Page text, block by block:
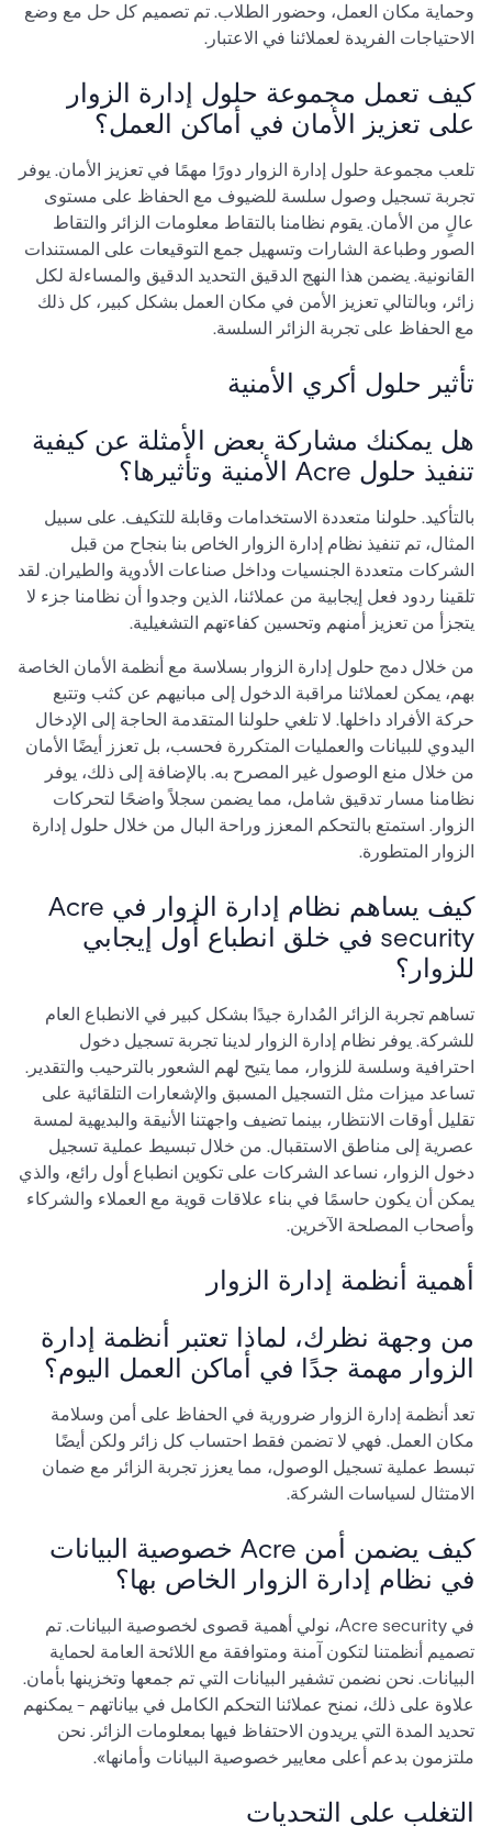
وحماية مكان العمل، وحضور الطلاب. تم تصميم كل حل مع وضع
الاحتياجات الفريدة لعملائنا في الاعتبار.
كيف تعمل مجموعة حلول إدارة الزوار
على تعزيز الأمان في أماكن العمل؟
تلعب مجموعة حلول إدارة الزوار دورًا مهمًا في تعزيز الأمان. يوفر
تجربة تسجيل وصول سلسة للضيوف مع الحفاظ على مستوى
عالٍ من الأمان. يقوم نظامنا بالتقاط معلومات الزائر والتقاط
الصور وطباعة الشارات وتسهيل جمع التوقيعات على المستندات
القانونية. يضمن هذا النهج الدقيق التحديد الدقيق والمساءلة لكل
زائر، وبالتالي تعزيز الأمن في مكان العمل بشكل كبير، كل ذلك
مع الحفاظ على تجربة الزائر السلسة.
تأثير حلول أكري الأمنية
هل يمكنك مشاركة بعض الأمثلة عن كيفية
تنفيذ حلول Acre الأمنية وتأثيرها؟
بالتأكيد. حلولنا متعددة الاستخدامات وقابلة للتكيف. على سبيل
المثال، تم تنفيذ نظام إدارة الزوار الخاص بنا بنجاح من قبل
الشركات متعددة الجنسيات وداخل صناعات الأدوية والطيران. لقد
تلقينا ردود فعل إيجابية من عملائنا، الذين وجدوا أن نظامنا جزء لا
يتجزأ من تعزيز أمنهم وتحسين كفاءتهم التشغيلية.
من خلال دمج حلول إدارة الزوار بسلاسة مع أنظمة الأمان الخاصة
بهم، يمكن لعملائنا مراقبة الدخول إلى مبانيهم عن كثب وتتبع
حركة الأفراد داخلها. لا تلغي حلولنا المتقدمة الحاجة إلى الإدخال
اليدوي للبيانات والعمليات المتكررة فحسب، بل تعزز أيضًا الأمان
من خلال منع الوصول غير المصرح به. بالإضافة إلى ذلك، يوفر
نظامنا مسار تدقيق شامل، مما يضمن سجلاً واضحًا لتحركات
الزوار. استمتع بالتحكم المعزز وراحة البال من خلال حلول إدارة
الزوار المتطورة.
كيف يساهم نظام إدارة الزوار في Acre
security في خلق انطباع أول إيجابي
للزوار؟
تساهم تجربة الزائر المُدارة جيدًا بشكل كبير في الانطباع العام
للشركة. يوفر نظام إدارة الزوار لدينا تجربة تسجيل دخول
احترافية وسلسة للزوار، مما يتيح لهم الشعور بالترحيب والتقدير.
تساعد ميزات مثل التسجيل المسبق والإشعارات التلقائية على
تقليل أوقات الانتظار، بينما تضيف واجهتنا الأنيقة والبديهية لمسة
عصرية إلى مناطق الاستقبال. من خلال تبسيط عملية تسجيل
دخول الزوار، نساعد الشركات على تكوين انطباع أول رائع، والذي
يمكن أن يكون حاسمًا في بناء علاقات قوية مع العملاء والشركاء
وأصحاب المصلحة الآخرين.
أهمية أنظمة إدارة الزوار
من وجهة نظرك، لماذا تعتبر أنظمة إدارة
الزوار مهمة جدًا في أماكن العمل اليوم؟
تعد أنظمة إدارة الزوار ضرورية في الحفاظ على أمن وسلامة
مكان العمل. فهي لا تضمن فقط احتساب كل زائر ولكن أيضًا
تبسط عملية تسجيل الوصول، مما يعزز تجربة الزائر مع ضمان
الامتثال لسياسات الشركة.
كيف يضمن أمن Acre خصوصية البيانات
في نظام إدارة الزوار الخاص بها؟
في Acre security، نولي أهمية قصوى لخصوصية البيانات. تم
تصميم أنظمتنا لتكون آمنة ومتوافقة مع اللائحة العامة لحماية
البيانات. نحن نضمن تشفير البيانات التي تم جمعها وتخزينها بأمان.
علاوة على ذلك، نمنح عملائنا التحكم الكامل في بياناتهم - يمكنهم
تحديد المدة التي يريدون الاحتفاظ فيها بمعلومات الزائر. نحن
ملتزمون بدعم أعلى معايير خصوصية البيانات وأمانها».
التغلب على التحديات